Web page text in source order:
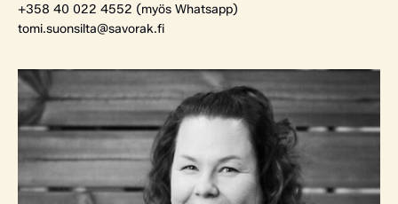
+358 40 022 4552 (myös Whatsapp)
tomi.suonsilta@savorak.fi